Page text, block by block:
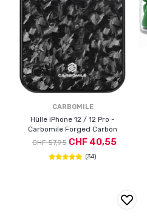
CARBOMILE
Hülle iPhone 12 / 12 Pro -
Carbomile Forged Carbon
CHF 57,95CHF 40,55
(34)